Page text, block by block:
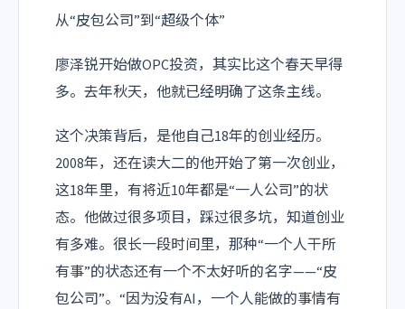
从“皮包公司”到“超级个体”
廖泽锐开始做OPC投资，其实比这个春天早得
多。去年秋天，他就已经明确了这条主线。
这个决策背后，是他自己18年的创业经历。
2008年，还在读大二的他开始了第一次创业，
这18年里，有将近10年都是“一人公司”的状
态。他做过很多项目，踩过很多坑，知道创业
有多难。很长一段时间里，那种“一个人干所
有事”的状态还有一个不太好听的名字——“皮
包公司”。“因为没有AI，一个人能做的事情有